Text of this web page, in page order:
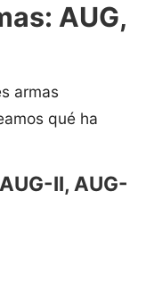
AUG,
armas
qué ha
II, AUG-